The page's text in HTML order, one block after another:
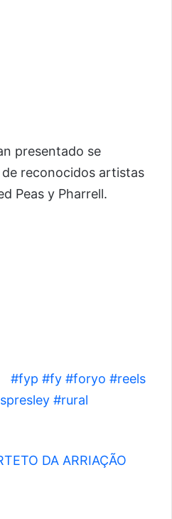
presentado se
reconocidos artistas
Peas y Pharrell.
#fyp #fy #foryo #reels
#rural
DA ARRIAÇÃO